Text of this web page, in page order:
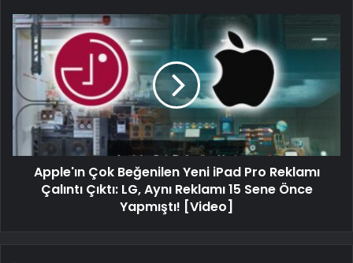
Apple'ın Çok Beğenilen Yeni iPad Pro Reklamı
Çalıntı Çıktı: LG, Aynı Reklamı 15 Sene Önce
Yapmıştı! [Video]